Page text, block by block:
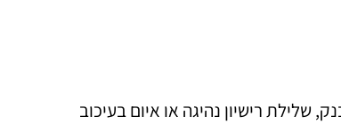
רישיון נהיגה או איום בעיכוב